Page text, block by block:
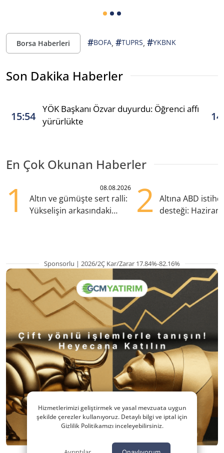
Borsa Haberleri #BOFA, #TUPRS, #YKBNK
Son Dakika Haberler
15:54
YÖK Başkanı Özvar duyurdu: Öğrenci affı
yürürlükte
En Çok Okunan Haberler
1 08.08.2026
Altın ve gümüşte sert ralli:
Yükselişin arkasındaki
2
Altına ABD
desteği:
Sponsorlu | 2026/2Ç Kar/Zarar 17.84%-82.16%
Hizmetlerimizi geliştirmek ve yasal mevzuata uygun
şekilde çerezler kullanıyoruz. Detaylı bilgi ve iptal için
Gizlilik Politikamızı inceleyebilirsiniz.